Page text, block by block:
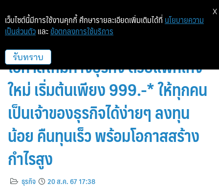
เคอีเอ็กซ์ เอ็กซ์เพรส (KEX) เปิด
โอกาสใหม่ทางธุรกิจ ด้วยแพ็กเกจ
ใหม่ เริ่มต้นเพียง 999.-* ให้ทุกคน
เป็นเจ้าของธุรกิจได้ง่ายๆ ลงทุน
น้อย คืนทุนเร็ว พร้อมโอกาสสร้าง
กำไรสูง
ธุรกิจ 20 ส.ค. 67 17:38
เว็บไซต์นี้มีการใช้งานคุกกี้ ศึกษารายละเอียดเพิ่มเติมได้ที่ นโยบายความ
เป็นส่วนตัว และ ข้อตกลงการใช้บริการ
รับทราบ
X